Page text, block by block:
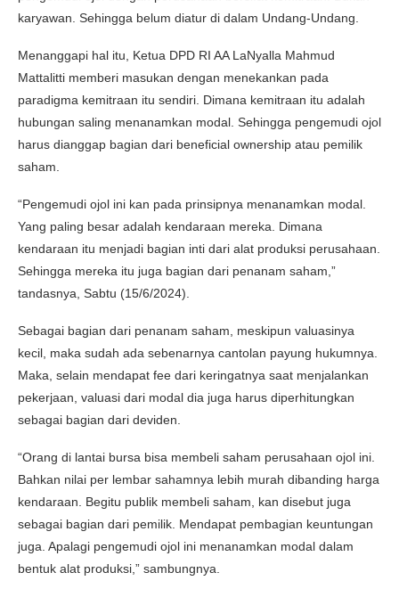
karyawan. Sehingga belum diatur di dalam Undang-Undang.
Menanggapi hal itu, Ketua DPD RI AA LaNyalla Mahmud
Mattalitti memberi masukan dengan menekankan pada
paradigma kemitraan itu sendiri. Dimana kemitraan itu adalah
hubungan saling menanamkan modal. Sehingga pengemudi ojol
harus dianggap bagian dari beneficial ownership atau pemilik
saham.
“Pengemudi ojol ini kan pada prinsipnya menanamkan modal.
Yang paling besar adalah kendaraan mereka. Dimana
kendaraan itu menjadi bagian inti dari alat produksi perusahaan.
Sehingga mereka itu juga bagian dari penanam saham,”
tandasnya, Sabtu (15/6/2024).
Sebagai bagian dari penanam saham, meskipun valuasinya
kecil, maka sudah ada sebenarnya cantolan payung hukumnya.
Maka, selain mendapat fee dari keringatnya saat menjalankan
pekerjaan, valuasi dari modal dia juga harus diperhitungkan
sebagai bagian dari deviden.
“Orang di lantai bursa bisa membeli saham perusahaan ojol ini.
Bahkan nilai per lembar sahamnya lebih murah dibanding harga
kendaraan. Begitu publik membeli saham, kan disebut juga
sebagai bagian dari pemilik. Mendapat pembagian keuntungan
juga. Apalagi pengemudi ojol ini menanamkan modal dalam
bentuk alat produksi,” sambungnya.